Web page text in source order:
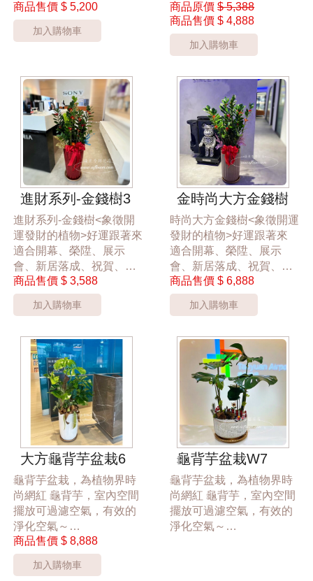
方感受到幸福的氛圍，
桃園市區花店24hr 網路訂
花禮，為您傳達幸福散播
*桃園區以外酌收運費350
元*
**此商品只提供桃園市內
***花材依當季花材實際狀
況調整***
商品售價 $ 5,200
加入購物車
生最佳禮
桃園市區過來香鮮花店花
店24hr 網路訂花禮，為您
傳達祝賀心意
大盆5588元
*桃園區以外酌收運費350
**此商品只提供桃園市內
運送**
***商品的盆器與裝飾品會
依實際狀況調整***
商品原價 $ 5,388
商品售價 $ 4,888
加入購物車
進財系列-金錢樹3
進財系列-金錢樹<象徵開
運發財的植物>好運跟著來
適合開幕、榮陞、展示
會、新居落成、祝賀、慶
生最佳禮~
桃園市區過來香鮮花店花
店24hr 網路訂花禮，為您
*盆器依實際狀況調整替代
商品售價 $ 3,588
加入購物車
金時尚大方金錢樹
時尚大方金錢樹<象徵開運
發財的植物>好運跟著來
適合開幕、榮陞、展示
會、新居落成、祝賀、慶
生最佳禮
桃園市區過來香鮮花店花
店24hr 網路訂花禮，為您
*桃園區以外酌收運費350
**此商品只提供桃園市內
***商品的花器與裝飾物品
依實際狀況調整***
商品售價 $ 6,888
加入購物車
大方龜背芋盆栽6
龜背芋盆栽，為植物界時
尚網紅 龜背芋，室內空間
擺放可過濾空氣，有效的
淨化空氣～
適合開幕、榮陞、展示
會、新居落成、祝賀、慶
生最佳送禮選擇，
商品售價 $ 8,888
加入購物車
龜背芋盆栽W7
龜背芋盆栽，為植物界時
尚網紅 龜背芋，室內空間
擺放可過濾空氣，有效的
淨化空氣～